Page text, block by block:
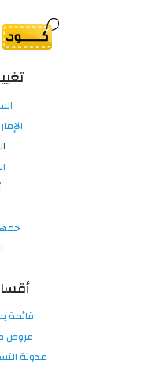
قائمة
عروض
مدونة